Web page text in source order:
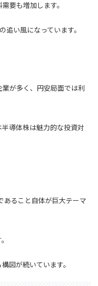
要も増加します。
追い風になっています。
が多く、円安局面では利
導体株は魅力的な投資対
あること自体が巨大テーマ
図が続いています。